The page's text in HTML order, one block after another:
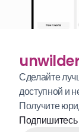
Сделайте
доступной и
Получите
Подпишитесь